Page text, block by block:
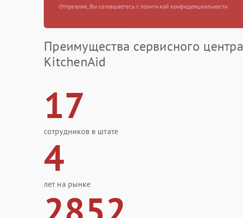
Отправляя, Вы соглашаетесь с политикой конфиденциальности
Преимущества сервисного центра
KitchenAid
17
сотрудников в штате
4
лет на рынке